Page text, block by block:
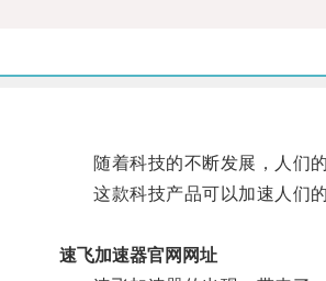
随着科技的不断发展，人们的
这款科技产品可以加速人们的
速飞加速器官网网址